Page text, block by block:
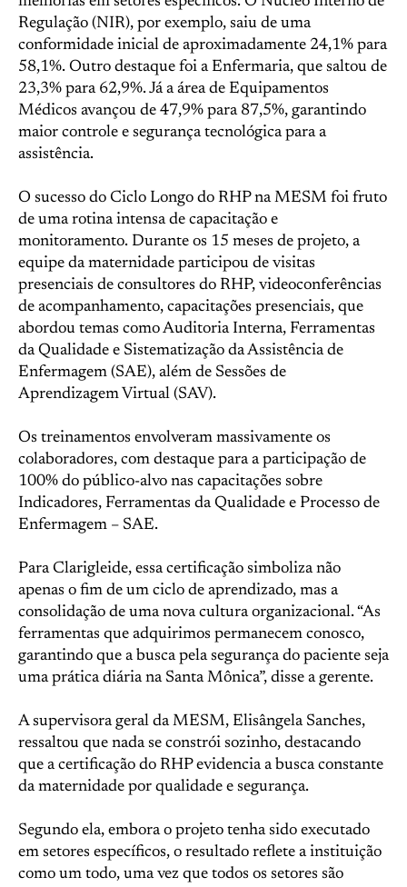
Regulação (NIR), por exemplo, saiu de uma
conformidade inicial de aproximadamente 24,1% para
58,1%. Outro destaque foi a Enfermaria, que saltou de
23,3% para 62,9%. Já a área de Equipamentos
Médicos avançou de 47,9% para 87,5%, garantindo
maior controle e segurança tecnológica para a
assistência.
O sucesso do Ciclo Longo do RHP na MESM foi fruto
de uma rotina intensa de capacitação e
monitoramento. Durante os 15 meses de projeto, a
equipe da maternidade participou de visitas
presenciais de consultores do RHP, videoconferências
de acompanhamento, capacitações presenciais, que
abordou temas como Auditoria Interna, Ferramentas
da Qualidade e Sistematização da Assistência de
Enfermagem (SAE), além de Sessões de
Aprendizagem Virtual (SAV).
Os treinamentos envolveram massivamente os
colaboradores, com destaque para a participação de
100% do público-alvo nas capacitações sobre
Indicadores, Ferramentas da Qualidade e Processo de
Enfermagem – SAE.
Para Clarigleide, essa certificação simboliza não
apenas o fim de um ciclo de aprendizado, mas a
consolidação de uma nova cultura organizacional. “As
ferramentas que adquirimos permanecem conosco,
garantindo que a busca pela segurança do paciente seja
uma prática diária na Santa Mônica”, disse a gerente.
A supervisora geral da MESM, Elisângela Sanches,
ressaltou que nada se constrói sozinho, destacando
que a certificação do RHP evidencia a busca constante
da maternidade por qualidade e segurança.
Segundo ela, embora o projeto tenha sido executado
em setores específicos, o resultado reflete a instituição
como um todo, uma vez que todos os setores são